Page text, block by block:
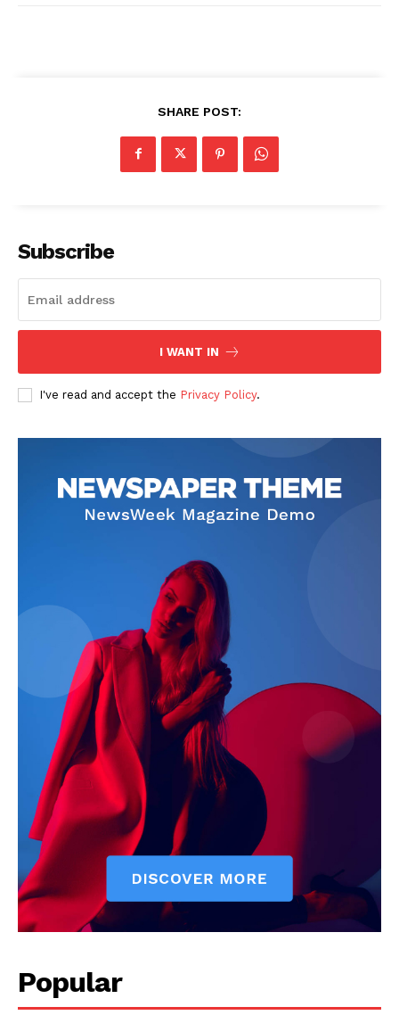
SHARE POST:
Subscribe
I WANT IN
I've read and accept the Privacy Policy.
Popular